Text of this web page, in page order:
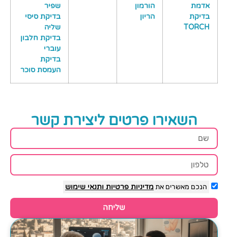
אדמת
בדיקת
TORCH
הורמון
הריון
שפיר
בדיקת סיסי
שליה
בדיקת חלבון
עוברי
בדיקת
העמסת סוכר
השאירו פרטים ליצירת קשר
הנכם מאשרים אתמדיניות פרטיות ותנאי שימוש
שליחה